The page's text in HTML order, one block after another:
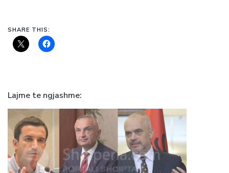
SHARE THIS:
Lajme te ngjashme